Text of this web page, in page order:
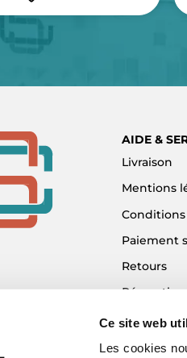
Ce site web
Les cookies
AIDE &
Livraison
Mentions
Paiement
Retours
Détaxe -
Garantie &